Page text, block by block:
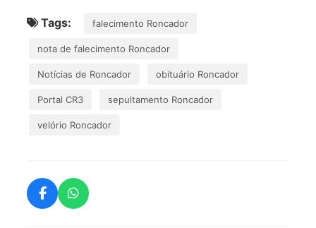
Tags: falecimento Roncador
nota de falecimento Roncador
Notícias de Roncador obituário Roncador
Portal CR3 sepultamento Roncador
velório Roncador